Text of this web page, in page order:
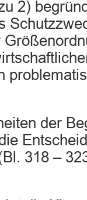
2)
der
318 –